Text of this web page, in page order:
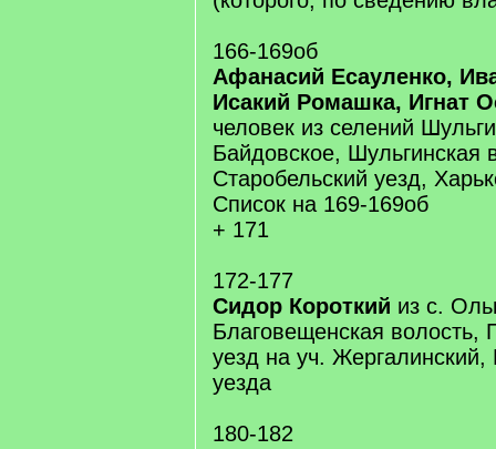
166-169об
Афанасий Есауленко,
Исакий Ромашка, Игнат
человек из селений
Байдовское, Шульгинская
Старобельский уезд,
Список на 169-169об
+ 171
172-177
Сидор Короткий из с.
Благовещенская волость,
уезд на уч. Жергалинский,
уезда
180-182